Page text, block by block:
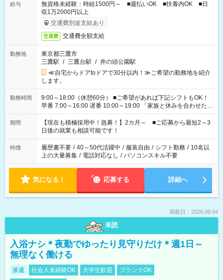
給与
無資格未経験：時給1500円～ ■週払いOK ■扶養内OK ■日
収1万2000円以上
交通費別途支給あり
交通費 交通費全額支給
勤務地
東京都三鷹市
三鷹駅 / 三鷹台駅 / 井の頭公園駅
≪自宅からドアtoドアで30分以内！≫ご希望の勤務地を紹介
します。
勤務時間
9:00～18:00（休憩60分） ■ご希望があれば下記シフトもOK！
早番 7:00～16:00 遅番 10:00～19:00 「家族と休みを合わせた
い」 「余裕を持って夕飯の準備がしたい」 「できれば残業はし
たくない」 など、ご希望を教えてくださいね。 ※Wワーク希望
の方へ 今ご覧のお仕事で希望する勤務時間と、もう1つのお仕事
の勤務時間。 合計で週40時間を超える場合は応募できません。
期間
【現在も積極採用中！急募！】2カ月～ ■ご応募から最短2～3
日後の就業も相談可能です！
特徴 履歴書不要 / 40～50代活躍中 / 服装自由 / シフト勤務 / 10名以
上の大量募集 / 電話対応なし / パソコンスキル不要
気になる！ 応募する 詳細へ
掲載日：2026.08.04
未読
入浴ナシ＊夜勤でゆったり見守りだけ＊週1日～
無理なく働ける
派遣 社会人未経験OK 大学生歓迎
ブランクOK